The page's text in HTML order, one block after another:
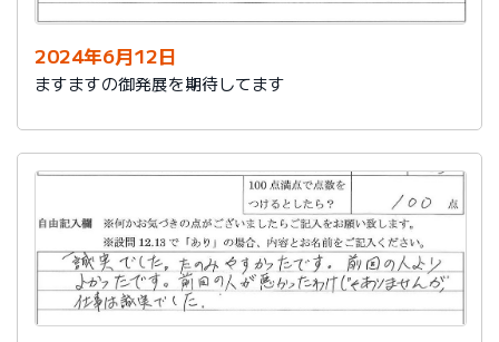
2024年6月12日
ますますの御発展を期待してます